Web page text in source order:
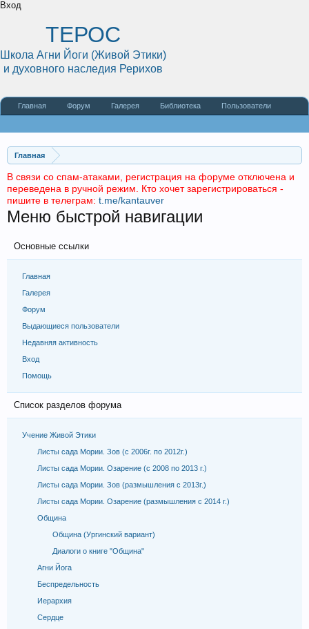
Вход
Главная
В связи со спам-атаками, регистрация на форуме отключена и
переведена в ручной режим. Кто хочет зарегистрироваться -
пишите в телеграм: t.me/kantauver
Меню быстрой навигации
Основные ссылки
Главная
Галерея
Форум
Выдающиеся пользователи
Недавняя активность
Вход
Помощь
Список разделов форума
Учение Живой Этики
Листы сада Мории. Зов (с 2006г. по 2012г.)
Листы сада Мории. Озарение (с 2008 по 2013 г.)
Листы сада Мории. Зов (размышления с 2013г.)
Листы сада Мории. Озарение (размышления с 2014 г.)
Община
Община (Ургинский вариант)
Диалоги о книге "Община"
Агни Йога
Беспредельность
Иерархия
Сердце
ТЕРОС
Школа Агни Йоги (Живой Этики)
и духовного наследия Рерихов
Главная Форум Галерея Библиотека Пользователи